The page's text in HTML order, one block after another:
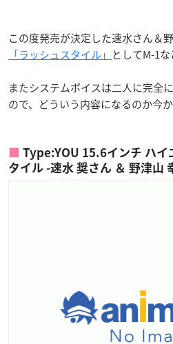
この度発売が決定した速水さん＆野
「ラッシュスタイル」 としてM-1
またシステムボイスは二人に完全
ので、どういう内容になるのか今
Type:YOU 15.6インチ ハイ
タイル -速水 奨さん ＆ 野津山